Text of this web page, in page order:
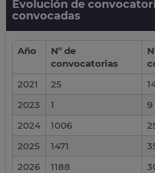
Evolución de
convocadas
Año
Nº de
convocatorias
2021
25
2023
1
9
2024
1006
2025
1471
2026
1188